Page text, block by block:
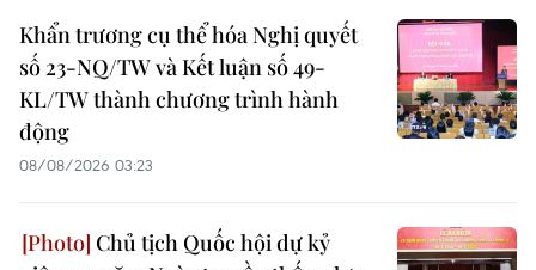
Khẩn trương cụ thể hóa Nghị quyết
số 23-NQ/TW và Kết luận số 49-
KL/TW thành chương trình hành
động
08/08/2026 03:23
Chủ tịch Quốc hội dự kỷ